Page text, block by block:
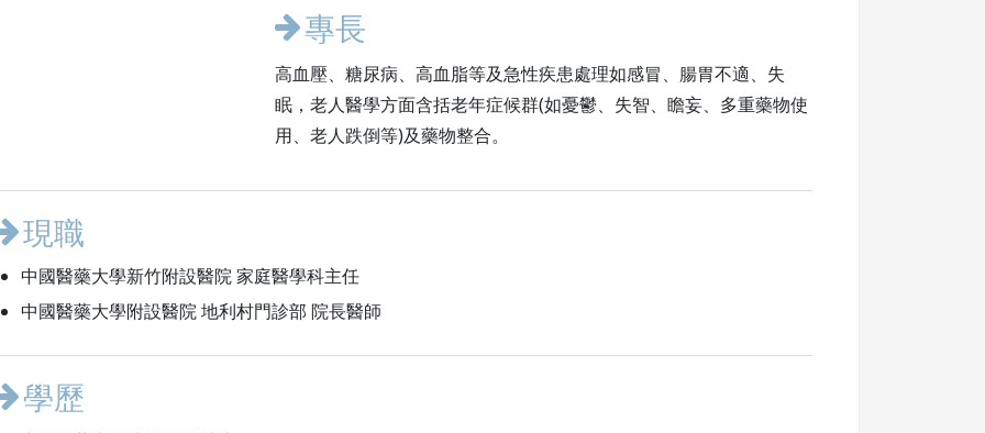
專長
高血壓、糖尿病、高血脂等及急性疾患處理如感冒、腸胃不適、失
眠，老人醫學方面含括老年症候群(如憂鬱、失智、瞻妄、多重藥物使
用、老人跌倒等)及藥物整合。
現職
中國醫藥大學新竹附設醫院 家庭醫學科主任
中國醫藥大學附設醫院 地利村門診部 院長醫師
學歷